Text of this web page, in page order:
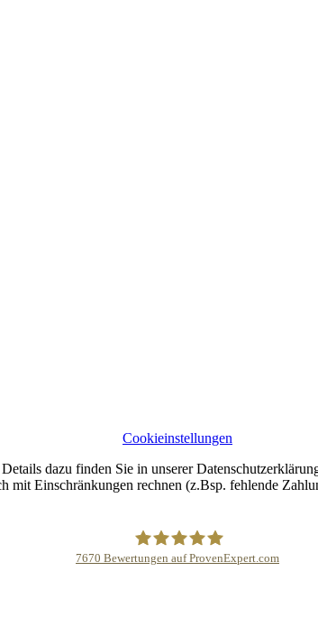
Cookieinstellungen
dazu finden Sie in unserer
Einschränkungen rechnen (z.Bsp. fehlende
7670 Bewertungen auf ProvenExpert.com